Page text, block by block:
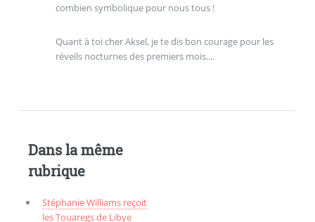
combien symbolique pour nous tous !
Quant à toi cher Aksel, je te dis bon courage pour les
réveils nocturnes des premiers mois....
Dans la même
rubrique
Stéphanie Williams reçoit
les Touaregs de Libye